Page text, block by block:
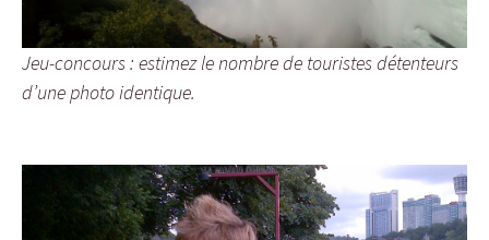
Jeu-concours : estimez le nombre de touristes détenteurs
d’une photo identique.